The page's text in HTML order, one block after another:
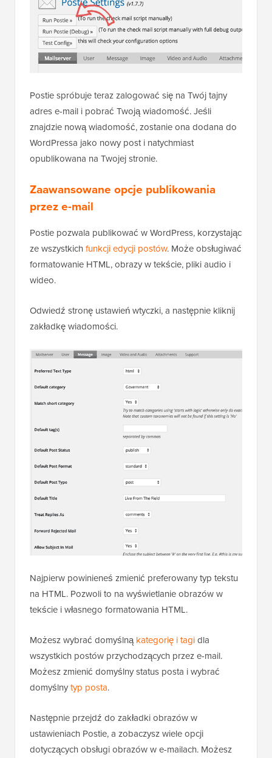
Postie spróbuje teraz zalogować się na Twój tajny
adres e-mail i pobrać Twoją wiadomość. Jeśli
znajdzie nową wiadomość, zostanie ona dodana do
WordPressa jako nowy post i natychmiast
opublikowana na Twojej stronie.
Zaawansowane opcje publikowania
przez e-mail
Postie pozwala publikować w WordPress, korzystając
ze wszystkichfunkcji edycji postów. Może obsługiwać
formatowanie HTML, obrazy w tekście, pliki audio i
wideo.
Odwiedź stronę ustawień wtyczki, a następnie kliknij
zakładkę wiadomości.
Najpierw powinieneś zmienić preferowany typ tekstu
na HTML. Pozwoli to na wyświetlanie obrazów w
tekście i własnego formatowania HTML.
Możesz wybrać domyślnąkategorię i tagidla
wszystkich postów przychodzących przez e-mail.
Możesz zmienić domyślny status posta i wybrać
domyślnytyp posta.
Następnie przejdź do zakładki obrazów w
ustawieniach Postie, a zobaczysz wiele opcji
dotyczących obsługi obrazów w e-mailach. Możesz